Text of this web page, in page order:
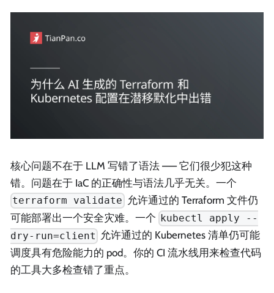
核心问题不在于 LLM 写错了语法 —— 它们很少犯这种
错。问题在于 IaC 的正确性与语法几乎无关。一个
terraform validate 允许通过的 Terraform 文件仍
可能部署出一个安全灾难。一个 kubectl apply --
dry-run=client 允许通过的 Kubernetes 清单仍可能
调度具有危险能力的 pod。你的 CI 流水线用来检查代码
的工具大多检查错了重点。